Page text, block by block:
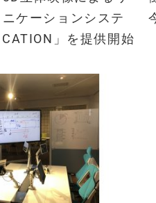
ケーションシステ
」を提供開始